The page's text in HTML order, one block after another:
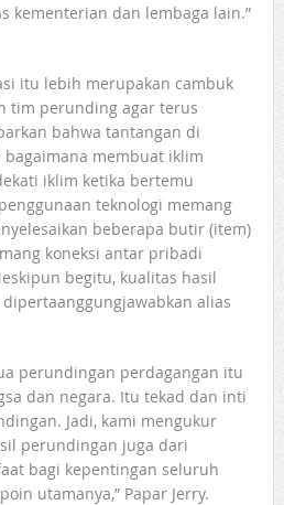
kementerian dan lembaga lain.”
itu lebih merupakan cambuk
tim perunding agar terus
bahwa tantangan di
membuat iklim
iklim ketika bertemu
teknologi memang
beberapa butir (item)
koneksi antar pribadi
begitu, kualitas hasil
alias
perundingan perdagangan itu
dan negara. Itu tekad dan inti
Jadi, kami mengukur
perundingan juga dari
bagi kepentingan seluruh
utamanya,” Papar Jerry.